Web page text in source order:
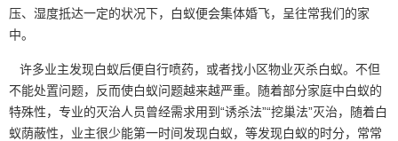
压、湿度抵达一定的状况下，白蚁便会集体婚飞，呈往常我们的家
中。
许多业主发现白蚁后便自行喷药，或者找小区物业灭杀白蚁。不但
不能处置问题，反而使白蚁问题越来越严重。随着部分家庭中白蚁的
特殊性，专业的灭治人员曾经需求用到“诱杀法”“挖巢法”灭治，随着白
蚁荫蔽性，业主很少能第一时间发现白蚁，等发现白蚁的时分，常常